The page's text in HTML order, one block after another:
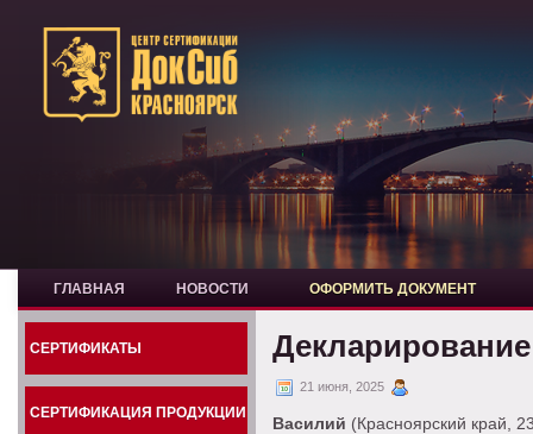
ГЛАВНАЯ НОВОСТИ ОФОРМИТЬ ДОКУМЕНТ
СЕРТИФИКАТЫ
СЕРТИФИКАЦИЯ ПРОДУКЦИИ
21 июня, 2025
Василий (Красноярский край,